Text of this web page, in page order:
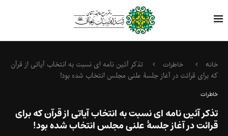
خانه خاطرات
تذکر آئین نامه ای نسبت به انتخاب آیاتی از قرآن
که برای قرائت در آغاز جلسۀ علنی مجلس انتخاب شده بود!
خاطرات
تذکر آئین نامه ای نسبت به انتخاب آیاتی از قرآن که برای
قرائت در آغاز جلسۀ علنی مجلس انتخاب شده بود!